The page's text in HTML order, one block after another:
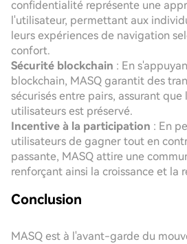
confidentialité représente une
l'utilisateur, permettant aux
leurs expériences de navigation
confort.
Sécurité blockchain : En
blockchain, MASQ garantit des
sécurisés entre pairs, assurant que
utilisateurs est préservé.
Incentive à la participation : En
utilisateurs de gagner tout en
passante, MASQ attire une
renforçant ainsi la croissance et la
Conclusion
MASQ est à l'avant-garde du